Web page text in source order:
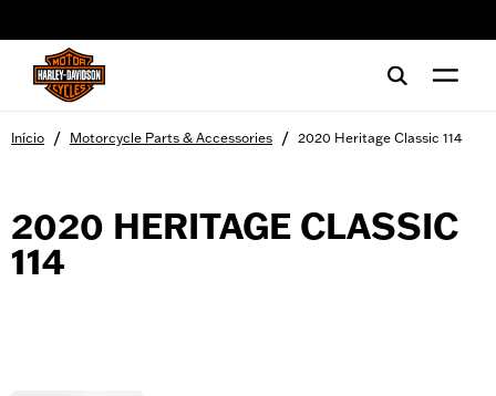
Início / Motorcycle Parts & Accessories / 2020 Heritage Classic 114
2020 HERITAGE CLASSIC
114